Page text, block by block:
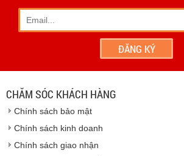
- Khách hàng có thể đếngiao dịch
- Hoặc chúng tôi sẽcử nhân viên giao
địa chỉ khách hàng cung
Vinhempich
CHĂM SÓC KHÁCH HÀNG
Chính sách bảo mật
Chính sách kinh doanh
Chính sách giao nhận